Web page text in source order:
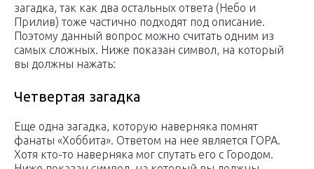
загадка, так как два остальных ответа (Небо и
Прилив) тоже частично подходят под описание.
Поэтому данный вопрос можно считать одним из
самых сложных. Ниже показан символ, на который
вы должны нажать:
Четвертая загадка
Еще одна загадка, которую наверняка помнят
фанаты «Хоббита». Ответом на нее является ГОРА.
Хотя кто-то наверняка мог спутать его с Городом.